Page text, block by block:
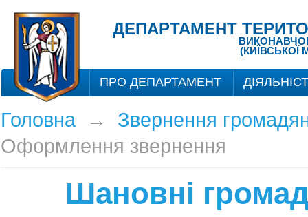
ДЕПАРТАМЕНТ
(КИЇВСЬКОЇ
ПРО ДЕПАРТАМЕНТ
Головна → Звернення
Оформлення звернення
Шановні